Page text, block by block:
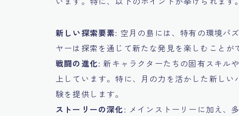
新しい探索要素: 空月の島には、特有の環境パ
ヤーは探索を通じて新たな発見を楽しむことが
戦闘の進化: 新キャラクターたちの固有スキル
上しています。特に、月の力を活かした新し
験を提供します。
ストーリーの深化: メインストーリーに加え、